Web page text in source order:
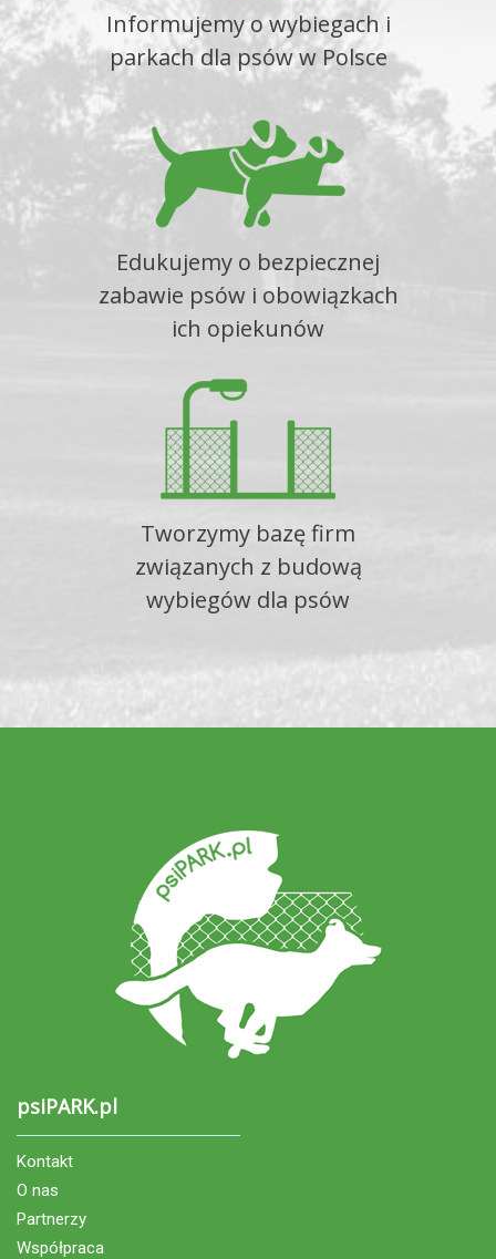
Informujemy o wybiegach i
parkach dla psów w Polsce
Edukujemy o bezpiecznej
zabawie psów i obowiązkach
ich opiekunów
Tworzymy bazę firm
związanych z budową
wybiegów dla psów
psiPARK.pl
Kontakt
O nas
Partnerzy
Współpraca